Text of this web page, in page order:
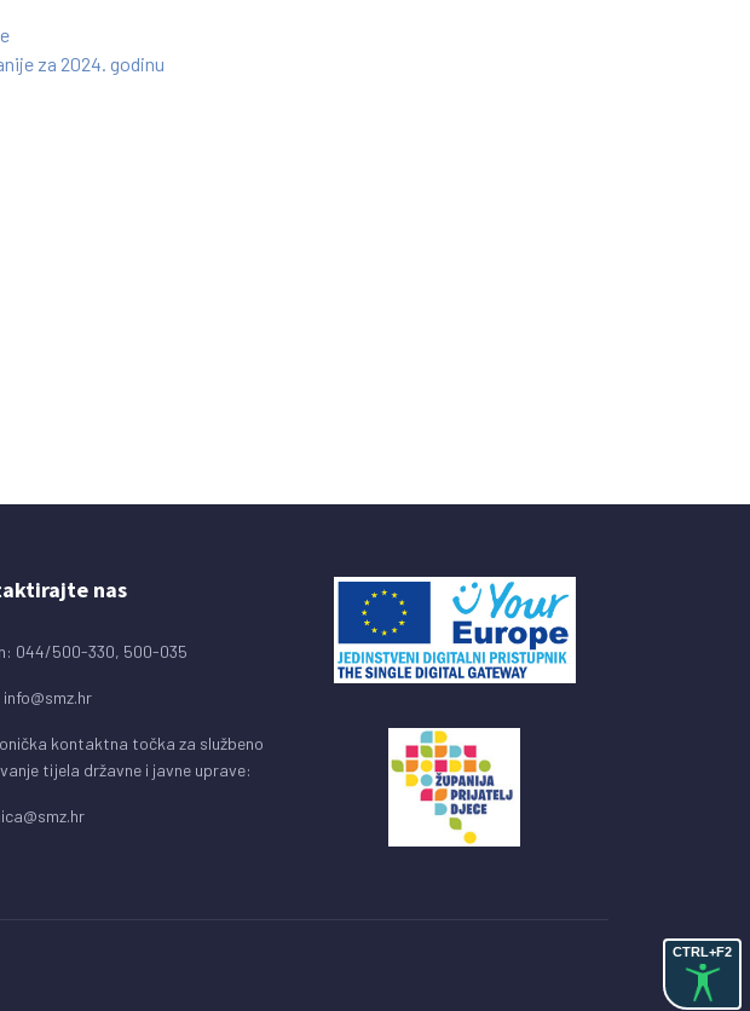
CTRL+F2
za 2024. godinu
nas
044/500-330, 500-035
info@smz.hr
kontaktna točka za službeno
tijela državne i javne uprave: